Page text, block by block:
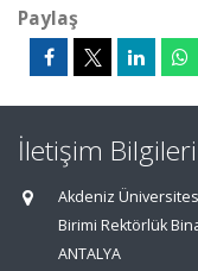
Paylaş
İletişim Bilgileri
Akdeniz
Birimi Rektörlük
ANTALYA